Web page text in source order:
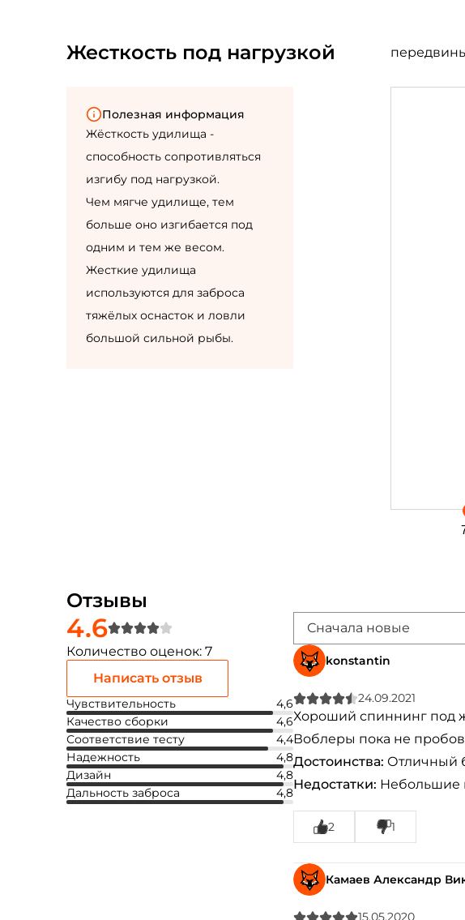
Жесткость под нагрузкой
Полезная информация
Жёсткость удилища -
способность сопротивляться
изгибу под нагрузкой.
Чем мягче удилище, тем
больше оно изгибается под
одним и тем же весом.
Жесткие удилища
используются для заброса
тяжёлых оснасток и ловли
большой сильной рыбы.
Отзывы
4.6
Количество оценок: 7
Написать отзыв
Чувствительность
4,6
Качество сборки
4,6
Соответствие тесту
4,4
Надежность
4,8
Дизайн
4,8
Дальность заброса
4,8
Сначала новые
konstantin
24.09.2021
Хороший спиннинг под
Воблеры пока не
Достоинства: Отличный
Недостатки: Небольшие
2 1
Камаев Александр
15.05.2020